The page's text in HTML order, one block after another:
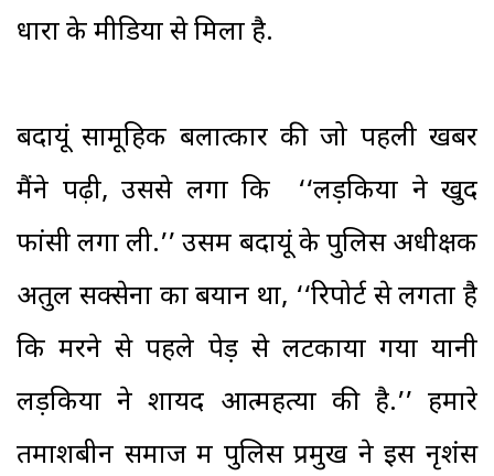
धारा के मीडिया से मिला है.
बदायूं सामूहिक बलात्कार की जो पहली खबर
मैंने पढ़ी, उससे लगा कि ‘‘लड़कियों ने खुद
फांसी लगा ली.’’ उसमें बदायूं के पुलिस अधीक्षक
अतुल सक्सेना का बयान था, ‘‘रिपोर्ट से लगता है
कि मरने से पहले पेड़ से लटकाया गया यानी
लड़कियों ने शायद आत्महत्या की है.’’ हमारे
तमाशबीन समाज में पुलिस प्रमुख ने इस नृशंस